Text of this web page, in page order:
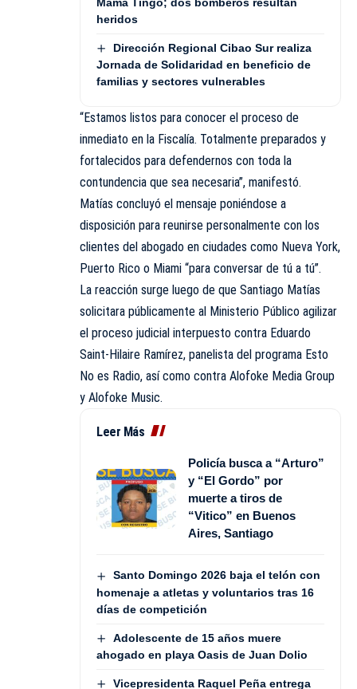
heridos
Dirección Regional Cibao Sur realiza
Jornada de Solidaridad en beneficio de
familias y sectores vulnerables
“Estamos listos para conocer el proceso de
inmediato en la Fiscalía. Totalmente preparados y
fortalecidos para defendernos con toda la
contundencia que sea necesaria”, manifestó.
Matías concluyó el mensaje poniéndose a
disposición para reunirse personalmente con los
clientes del abogado en ciudades como Nueva York,
Puerto Rico o Miami “para conversar de tú a tú”.
La reacción surge luego de que Santiago Matías
solicitara públicamente al Ministerio Público agilizar
el proceso judicial interpuesto contra Eduardo
Saint-Hilaire Ramírez, panelista del programa Esto
No es Radio, así como contra Alofoke Media Group
y Alofoke Music.
Leer Más
Policía busca a “Arturo”
y “El Gordo” por
muerte a tiros de
“Vitico” en Buenos
Aires, Santiago
Santo Domingo 2026 baja el telón con
homenaje a atletas y voluntarios tras 16
días de competición
Adolescente de 15 años muere
ahogado en playa Oasis de Juan Dolio
Vicepresidenta Raquel Peña entrega